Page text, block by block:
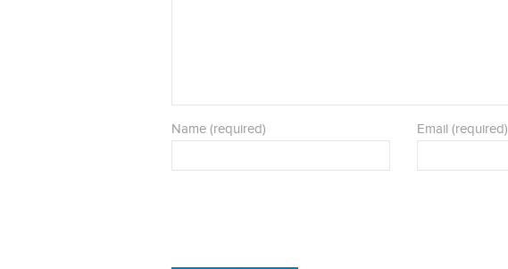
Name (required) Email (required)